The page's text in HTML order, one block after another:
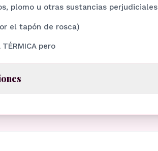
plomo u otras sustancias perjudiciales
el tapón de rosca)
TÉRMICA pero